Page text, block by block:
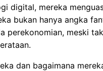
digital, mereka
bukan hanya angka
perekonomian, meski
dan bagaimana